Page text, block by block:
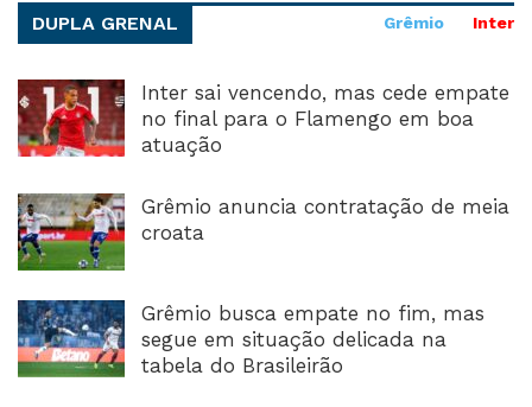
DUPLA GRENAL Grêmio Inter
Inter sai vencendo, mas cede empate
no final para o Flamengo em boa
atuação
Grêmio anuncia contratação de meia
croata
Grêmio busca empate no fim, mas
segue em situação delicada na
tabela do Brasileirão